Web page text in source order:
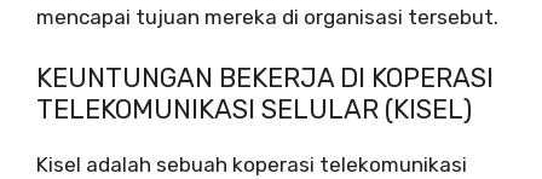
mencapai tujuan mereka di organisasi tersebut.
KEUNTUNGAN BEKERJA DI KOPERASI
TELEKOMUNIKASI SELULAR (KISEL)
Kisel adalah sebuah koperasi telekomunikasi